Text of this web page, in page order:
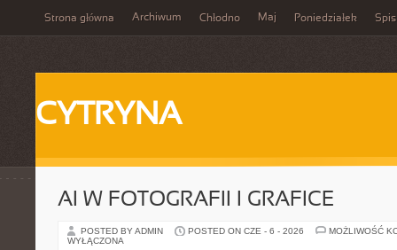
Strona główna Archiwum Chłodno Maj Poniedziałek Spis
CYTRYNA
AI W FOTOGRAFII I GRAFICE
POSTED BY ADMIN POSTED ON CZE - 6 - 2026
MOŻLIWOŚĆ
WYŁĄCZONA